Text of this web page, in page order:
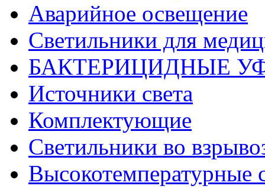
Аварийное освещение
Светильники для
БАКТЕРИЦИДНЫЕ
Источники света
Комплектующие
Светильники во
Высокотемпературные